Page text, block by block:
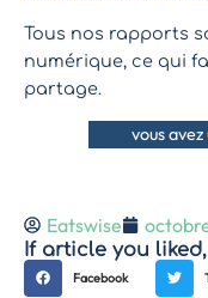
Tous nos rapports
numérique, ce qui
partage.
vous
Eatswise
If article you
Facebook